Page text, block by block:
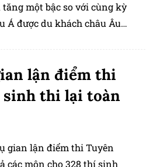
một bậc so với cùng kỳ
Á được du khách châu Âu
lận điểm thi
sinh thi lại toàn
gian lận điểm thi Tuyên
các môn cho 328 thí sinh